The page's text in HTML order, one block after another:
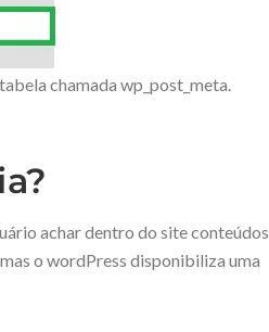
chamada wp_post_meta.
achar dentro do site conteúdos
o wordPress disponibiliza uma